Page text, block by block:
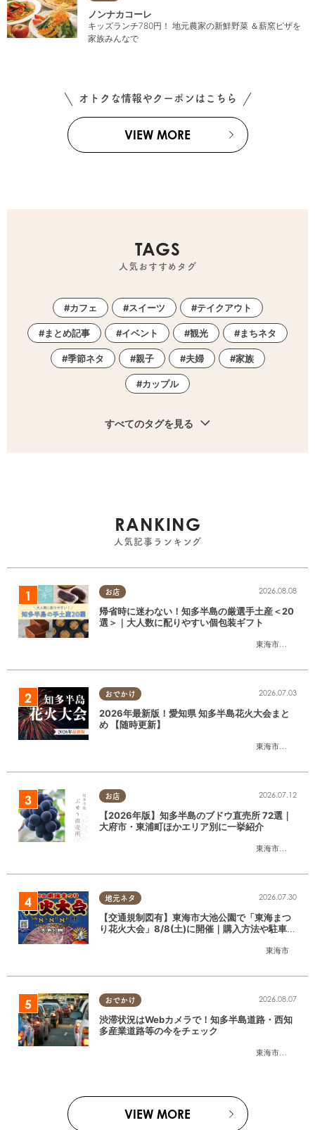
ノンナカコーレ
キッズランチ780円！ 地元農家の新鮮野菜 ＆薪窯ピザを
家族みんなで
オトクな情報やクーポンはこちら
VIEW MORE
TAGS
人気おすすめタグ
カフェ スイーツ テイクアウト
まとめ記事 イベント 観光 まちネタ
季節ネタ 親子 夫婦 家族
カップル
すべてのタグを見る
RANKING
人気記事ランキング
お店
東海市
,大府市
2026.08.08
帰省時に迷わない！知多半島の厳選手土産＜20
選＞｜大人数に配りやすい個包装ギフト
おでかけ
東海市
,大府市
2026.07.03
2026年最新版！愛知県 知多半島花火大会まと
め 【随時更新】
お店
東海市
,大府市
2026.07.12
【2026年版】知多半島のブドウ直売所 72選｜
大府市・東浦町ほかエリア別に一挙紹介
地元ネタ
東海市
2026.07.30
【交通規制図有】東海市大池公園で「東海まつ
り花火大会」8/8(土)に開催｜購入方法や駐車場
おでかけ
東海市
,大府市
2026.08.07
渋滞状況はWebカメラで！知多半島道路・西知
多産業道路等の今をチェック
VIEW MORE